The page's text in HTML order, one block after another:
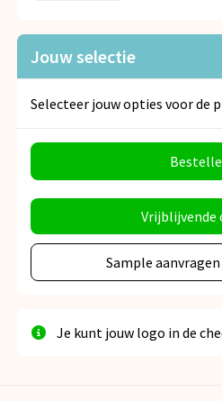
Jouw selectie
Selecteer jouw opties voor de
Vrijblijvende
Sample
Je kunt jouw logo in de